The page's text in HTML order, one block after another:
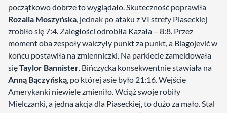
początkowo dobrze to wyglądało. Skuteczność poprawiła
Rozalia Moszyńska, jednak po ataku z VI strefy Piaseckiej
zrobiło się 7:4. Zaległości odrobiła Kazała – 8:8. Przez
moment oba zespoły walczyły punkt za punkt, a Blagojević w
końcu postawiła na zmienniczki. Na parkiecie zameldowała
sięTaylor Bannister. Bińczycka konsekwentnie stawiała na
Anną Bączyńską, po której asie było 21:16. Wejście
Amerykanki niewiele zmieniło. Wciąż swoje robiły
Mielczanki, a jedna akcja dla Piaseckiej, to dużo za mało. Stal